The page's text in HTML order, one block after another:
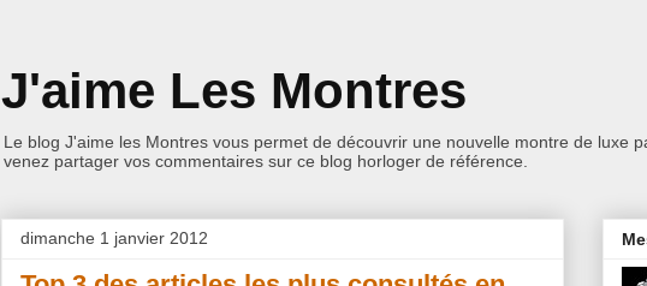
J'aime Les Montres
Le blog J'aime les Montres vous permet de découvrir une nouvelle montre de luxe
venez partager vos commentaires sur ce blog horloger de référence.
dimanche 1 janvier 2012